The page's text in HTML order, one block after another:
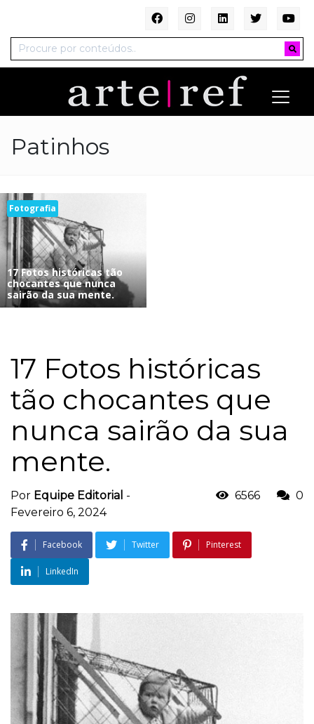
Patinhos
Fotografia
17 Fotos históricas tão
chocantes que nunca
sairão da sua mente.
17 Fotos históricas
tão chocantes que
nunca sairão da sua
mente.
Por Equipe Editorial -
Fevereiro 6, 2024
6566 0
Facebook Twitter Pinterest
LinkedIn